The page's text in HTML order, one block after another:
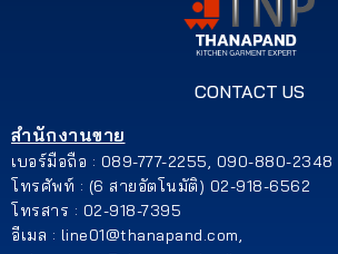
CONTACT US
สำนักงานขาย
เบอร์มือถือ : 089-777-2255, 090-880-2348
โทรศัพท์ : (6 สายอัตโนมัติ) 02-918-6562
โทรสาร : 02-918-7395
อีเมล : line01@thanapand.com,